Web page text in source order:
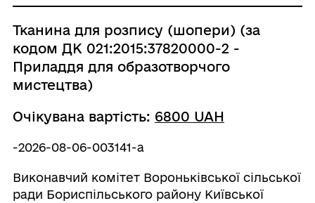
Тканина для розпису (шопери) (за
кодом ДК 021:2015:37820000-2 -
Приладдя для образотворчого
мистецтва)
Очікувана вартість: 6800 UAH
-2026-08-06-003141-a
Виконавчий комітет Вороньківської сільської
ради Бориспільського району Київської